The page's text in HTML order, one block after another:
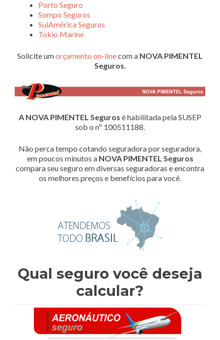
Porto Seguro
Sompo Seguros
SulAmérica Seguros
Tokio Marine
Solicite umorçamento on-linecom a NOVA PIMENTEL
Seguros.
A NOVA PIMENTEL Seguros é habilitada pela SUSEP
sob o nº 100511188.
Não perca tempo cotando seguradora por seguradora,
em poucos minutos a NOVA PIMENTEL Seguros
compara seu seguro em diversas seguradoras e encontra
os melhores preços e benefícios para você.
Qual seguro você deseja
calcular?